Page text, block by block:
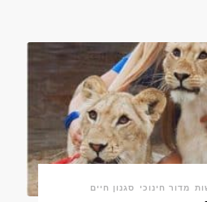
מדור חינוכי סגנון חיים